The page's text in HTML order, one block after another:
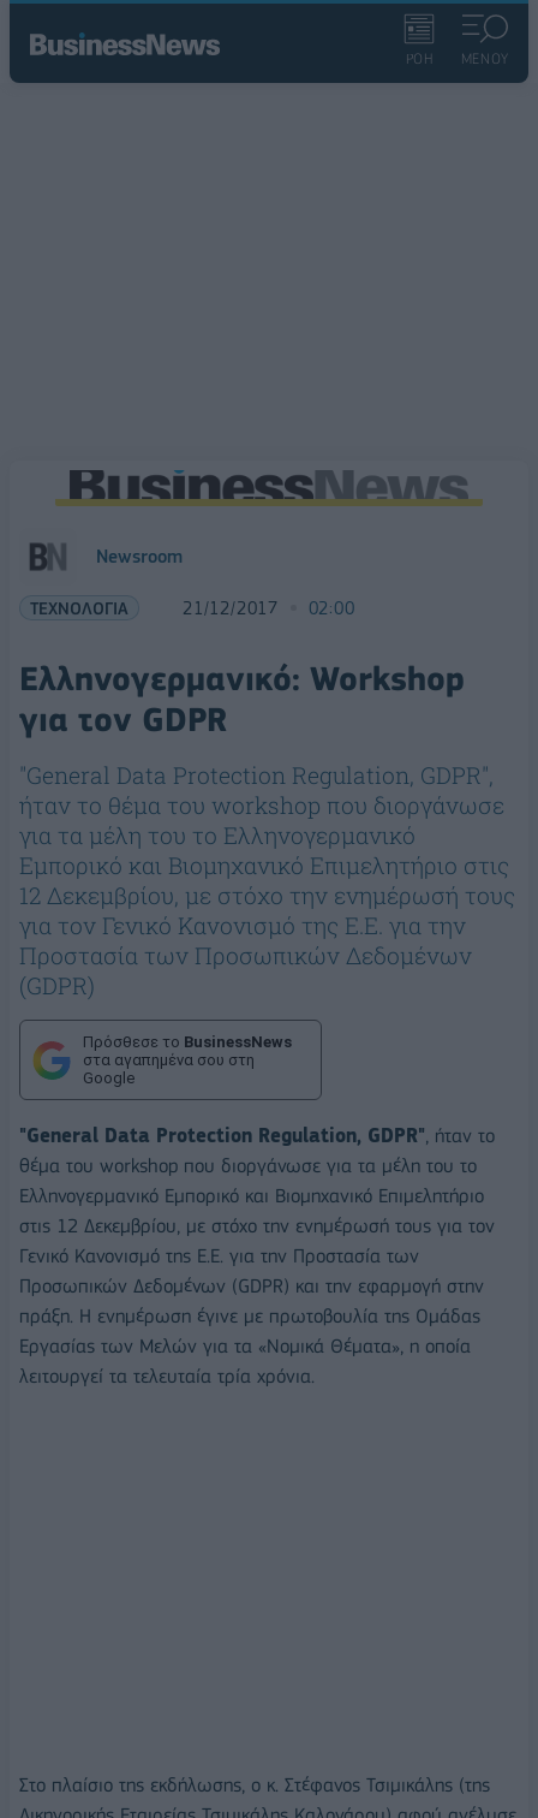
ΡΟΗ ΜΕΝΟΥ
Newsroom
ΤΕΧΝΟΛΟΓΙΑ 21/12/2017 02:00
Ελληνογερμανικό: Workshop
για τον GDPR
"General Data Protection Regulation, GDPR",
ήταν το θέμα του workshop που διοργάνωσε
για τα μέλη του το Ελληνογερμανικό
Εμπορικό και Βιομηχανικό Επιμελητήριο στις
12 Δεκεμβρίου, με στόχο την ενημέρωσή τους
για τον Γενικό Κανονισμό της Ε.Ε. για την
Προστασία των Προσωπικών Δεδομένων
(GDPR)
Πρόσθεσε το BusinessNews
στα αγαπημένα σου στη
Google
"General Data Protection Regulation, GDPR" , ήταν το
θέμα του workshop που διοργάνωσε για τα μέλη του το
Ελληνογερμανικό Εμπορικό και Βιομηχανικό Επιμελητήριο
στις 12 Δεκεμβρίου, με στόχο την ενημέρωσή τους για τον
Γενικό Κανονισμό της Ε.Ε. για την Προστασία των
Προσωπικών Δεδομένων (GDPR) και την εφαρμογή στην
πράξη. Η ενημέρωση έγινε με πρωτοβουλία της Ομάδας
Εργασίας των Μελών για τα «Νομικά Θέματα», η οποία
λειτουργεί τα τελευταία τρία χρόνια.
Στο πλαίσιο της εκδήλωσης, ο κ. Στέφανος Τσιμικάλης (της